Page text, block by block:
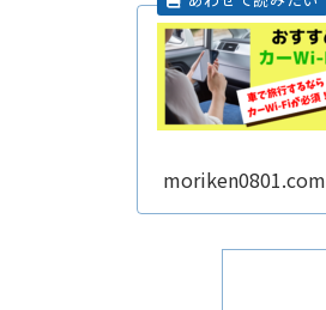
moriken0801.com